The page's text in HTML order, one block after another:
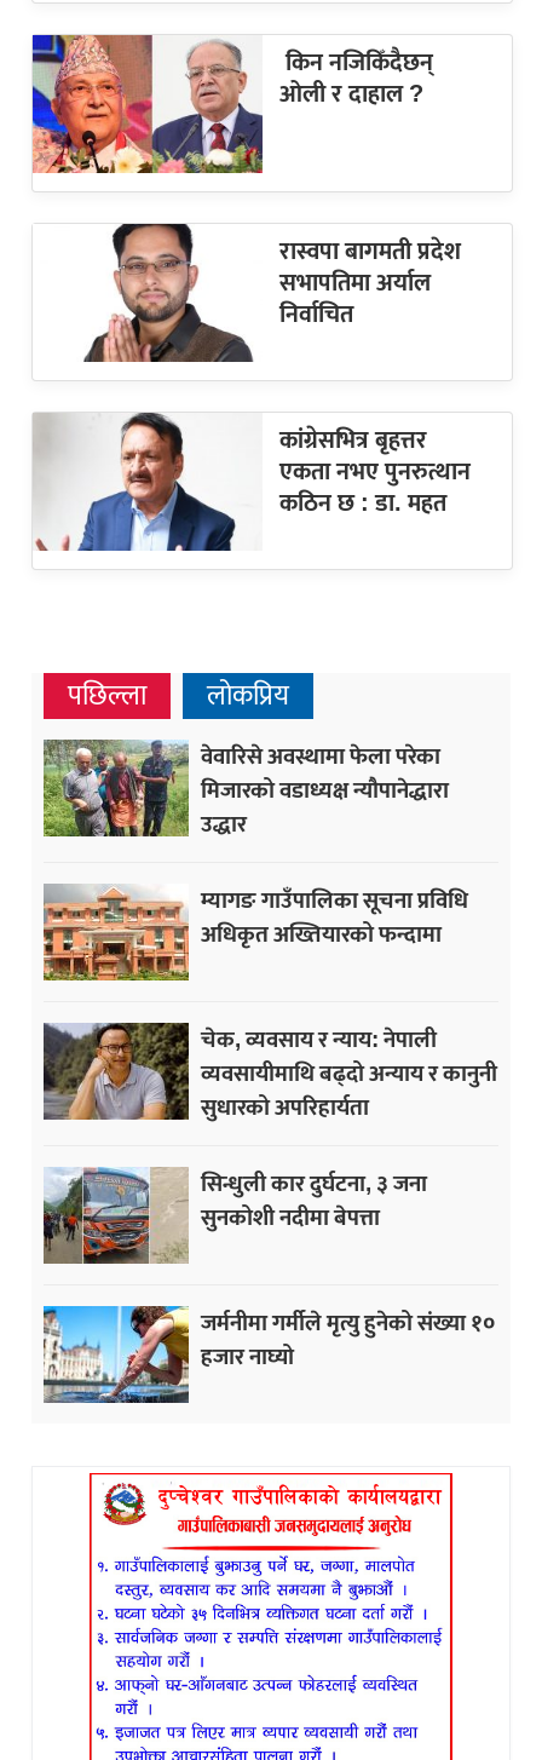
किन नजिकिँदैछन्
ओली र दाहाल ?
रास्वपा बागमती प्रदेश
सभापतिमा अर्याल
निर्वाचित
कांग्रेसभित्र बृहत्तर
एकता नभए पुनरुत्थान
कठिन छ : डा. महत
पछिल्ला लोकप्रिय
वेवारिसे अवस्थामा फेला परेका
मिजारको वडाध्यक्ष न्यौपानेद्धारा
उद्धार
म्यागङ गाउँपालिका सूचना प्रविधि
अधिकृत अख्तियारको फन्दामा
चेक, व्यवसाय र न्याय: नेपाली
व्यवसायीमाथि बढ्दो अन्याय र कानुनी
सुधारको अपरिहार्यता
सिन्धुली कार दुर्घटना, ३ जना
सुनकोशी नदीमा बेपत्ता
जर्मनीमा गर्मीले मृत्यु हुनेको संख्या १०
हजार नाघ्यो